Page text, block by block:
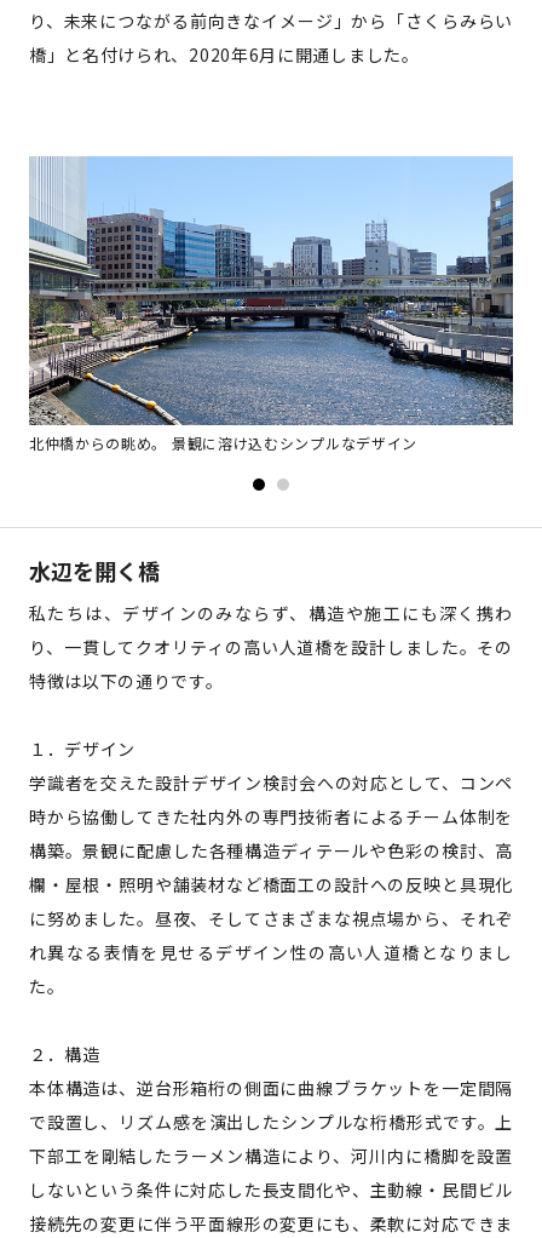
り、未来につながる前向きなイメージ」から「さくらみらい
橋」と名付けられ、2020年6月に開通しました。
北仲橋からの眺め。 景観に溶け込むシンプルなデザイン
水辺を開く橋
私たちは、デザインのみならず、構造や施工にも深く携わ
り、一貫してクオリティの高い人道橋を設計しました。その
特徴は以下の通りです。
１．デザイン
学識者を交えた設計デザイン検討会への対応として、コンペ
時から協働してきた社内外の専門技術者によるチーム体制を
構築。景観に配慮した各種構造ディテールや色彩の検討、高
欄・屋根・照明や舗装材など橋面工の設計への反映と具現化
に努めました。昼夜、そしてさまざまな視点場から、それぞ
れ異なる表情を見せるデザイン性の高い人道橋となりまし
た。
２．構造
本体構造は、逆台形箱桁の側面に曲線ブラケットを一定間隔
で設置し、リズム感を演出したシンプルな桁橋形式です。上
下部工を剛結したラーメン構造により、河川内に橋脚を設置
しないという条件に対応した長支間化や、主動線・民間ビル
接続先の変更に伴う平面線形の変更にも、柔軟に対応できま